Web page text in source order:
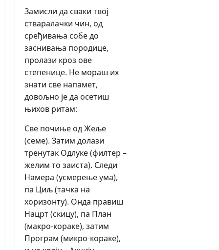
Замисли да сваки твој
стваралачки чин, од
сређивања собе до
заснивања породице,
пролази кроз ове
степенице. Не мораш их
знати све напамет,
довољно је да осетиш
њихов ритам:
Све почиње од Жеље
(семе). Затим долази
тренутак Одлуке (филтер –
желим то заиста). Следи
Намера (усмерење ума),
па Циљ (тачка на
хоризонту). Онда правиш
Нацрт (скицу), па План
(макро-кораке), затим
Програм (микро-кораке),